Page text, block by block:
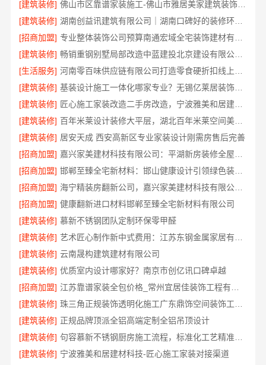
[建筑装修]
佛山市区靠谱家装施工-佛山市雅居美家建筑装饰工程有限公司
[建筑装修]
湖南创益讯建筑有限公司｜湖南口碑好的装修环保材料推荐
[招商加盟]
[建筑装修]
畅销重钢别墅局部改造中蓝建投北京建设有限公司四川
[生活服务]
[建筑装修]
基装设计施工一体化哪家专业？无锡亿莱居装饰经验丰富
[建筑装修]
匠心施工家装改造二手房改造，宁波雅美和居建材科技有限公司
[建筑装修]
百年米莱设计装修大平层，湖北百年米莱空间美学装饰材料有限公司匠心打造
[建筑装修] 居安天成 西安高新区专业家装设计刚需房售后完善
[招商加盟]
[招商加盟]
邯郸至臻全宅新材料：邯山健康设计引领绿色装修新风尚
[招商加盟]
海宁精装房翻新公司，嘉兴家美建材科技有限公司专业改造
[招商加盟] 健康翻新进口材料邯郸至臻全宅新材料有限公司
[建筑装修] 慕新不锈钢团队定制环保零甲醛
[建筑装修]
[建筑装修] 云南晟构建筑建材有限公司
[建筑装修] 优质室内设计哪家好？南京市创亿讯口碑卓越
[招商加盟]
[建筑装修]
[建筑装修] 正规品牌顶派全铝高端定制全铝吊顶设计
[建筑装修]
[建筑装修] 宁波雅美和居建材科技-匠心施工家装对接渠道